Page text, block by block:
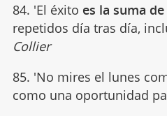
84. 'El éxito es la suma
repetidos día tras día,
Collier
85. 'No mires el lunes
como una oportunidad